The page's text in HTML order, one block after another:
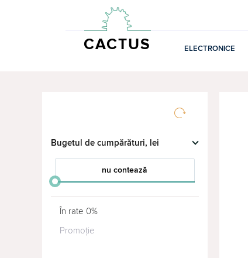
CACTUS ELECTRONICE
Bugetul de cumpărături, lei
до
nu contează
În rate 0%
Promoție